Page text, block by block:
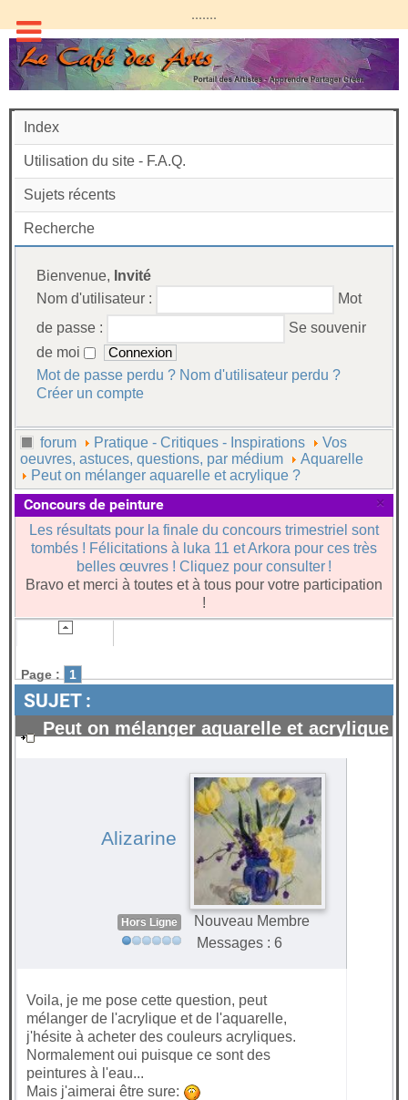
.......
Index
Utilisation du site - F.A.Q.
Sujets récents
Recherche
Bienvenue, Invité
Nom d'utilisateur :
Mot
de passe :
Se souvenir
de moi
Mot de passe perdu ? Nom d'utilisateur perdu ?
Créer un compte
forum Pratique - Critiques - Inspirations
Vos
oeuvres, astuces, questions, par médium
Aquarelle
Peut on mélanger aquarelle et acrylique ?
×
Concours de peinture
Les résultats pour la finale du concours trimestriel sont
tombés ! Félicitations à luka 11 et Arkora pour ces très
belles œuvres ! Cliquez pour consulter !
Bravo et merci à toutes et à tous pour votre participation
!
Page : 1
SUJET :
Peut on mélanger aquarelle et acrylique
Alizarine
Hors Ligne
Nouveau Membre
Messages : 6
Voila, je me pose cette question, peut
mélanger de l'acrylique et de l'aquarelle,
j'hésite à acheter des couleurs acryliques.
Normalement oui puisque ce sont des
peintures à l'eau...
Mais j'aimerai être sure: